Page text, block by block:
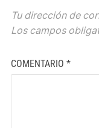
Tu dirección de
Los campos
COMENTARIO *